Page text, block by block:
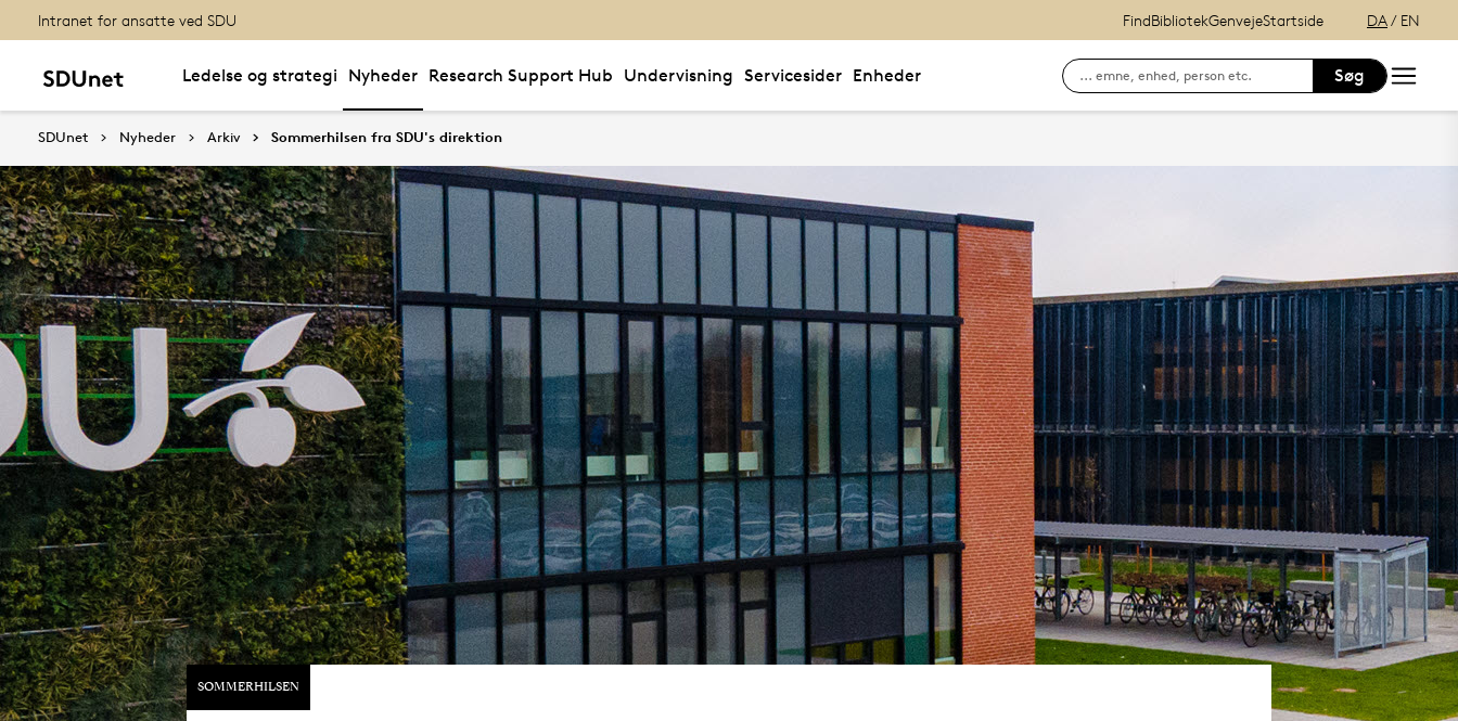
Intranet for ansatte ved SDU Find
Søg efter kontaktinformation på ansatte
BibliotekGenveje
E-læring (itslearning)
mitSDU - For studerende ved
Startside DA/ EN
Ledelse og strategi Nyheder Research Support Hub Undervisning Servicesider Enheder Søg
SDUnet Nyheder Arkiv Sommerhilsen fra SDU's direktion
SOMMERHILSEN